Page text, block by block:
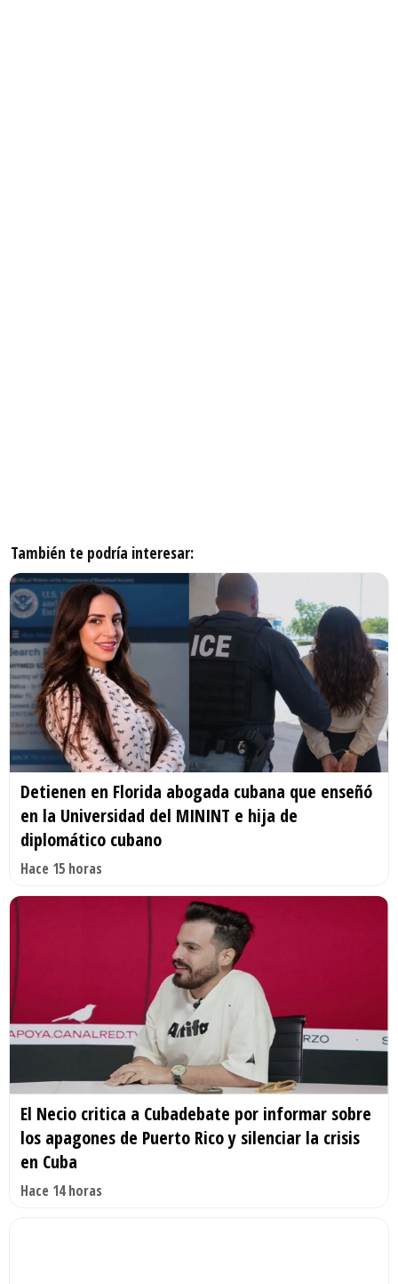
También te podría interesar:
Detienen en Florida abogada cubana que enseñó
en la Universidad del MININT e hija de
diplomático cubano
Hace 15 horas
El Necio critica a Cubadebate por informar sobre
los apagones de Puerto Rico y silenciar la crisis
en Cuba
Hace 14 horas